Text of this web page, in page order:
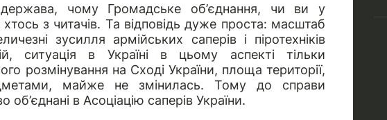
чому Громадське об’єднання, чи ви у
з читачів. Та відповідь дуже проста: масштаб
зусилля армійських саперів і піротехніків
ситуація в Україні в цьому аспекті тільки
розмінування на Сході України, площа території,
майже не змінилась. Тому до справи
об’єднані в Асоціацію саперів України.